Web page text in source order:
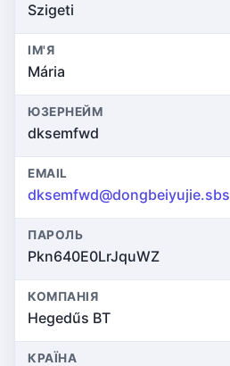
Szigeti
ІМ'Я
Mária
ЮЗЕРНЕЙМ
dksemfwd
EMAIL
dksemfwd@dongbeiyujie.sbs
ПАРОЛЬ
Pkn640E0LrJquWZ
КОМПАНІЯ
Hegedűs BT
КРАЇНА